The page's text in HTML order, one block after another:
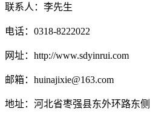
联系人：李先生
电话：0318-8222022
网址：http://www.sdyinrui.com
邮箱：huinajixie@163.com
地址：河北省枣强县东外环路东侧